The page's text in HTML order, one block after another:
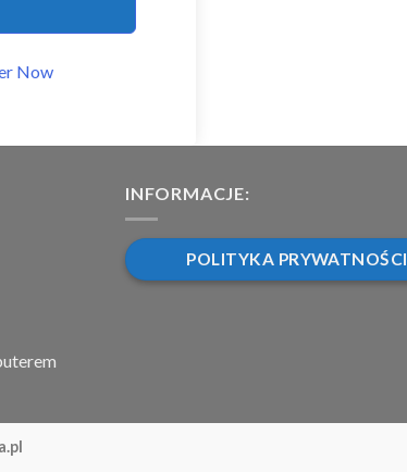
Now
INFORMACJE:
POLITYKA PRYWATNOŚCI